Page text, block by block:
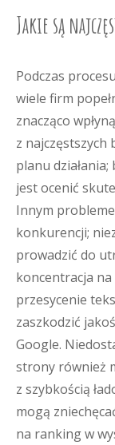
Jakie są
Podczas
wiele firm
znacząco
z najczęstszych
planu
jest ocenić
Innym
konkurencji;
prowadzić do
koncentracja na
przesycenie
zaszkodzić
Google.
strony również
z szybkością
mogą
na ranking w